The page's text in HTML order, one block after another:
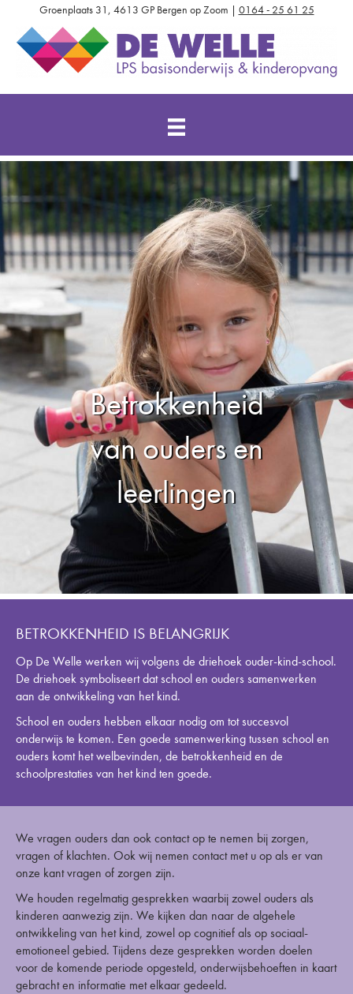
Groenplaats 31, 4613 GP Bergen op Zoom | 0164 - 25 61 25
Betrokkenheid
van ouders en
leerlingen
BETROKKENHEID IS BELANGRIJK
Op De Welle werken wij volgens de driehoek ouder-kind-school.
De driehoek symboliseert dat school en ouders samenwerken
aan de ontwikkeling van het kind.
School en ouders hebben elkaar nodig om tot succesvol
onderwijs te komen. Een goede samenwerking tussen school en
ouders komt het welbevinden, de betrokkenheid en de
schoolprestaties van het kind ten goede.
We vragen ouders dan ook contact op te nemen bij zorgen,
vragen of klachten. Ook wij nemen contact met u op als er van
onze kant vragen of zorgen zijn.
We houden regelmatig gesprekken waarbij zowel ouders als
kinderen aanwezig zijn. We kijken dan naar de algehele
ontwikkeling van het kind, zowel op cognitief als op sociaal-
emotioneel gebied. Tijdens deze gesprekken worden doelen
voor de komende periode opgesteld, onderwijsbehoeften in kaart
gebracht en informatie met elkaar gedeeld.